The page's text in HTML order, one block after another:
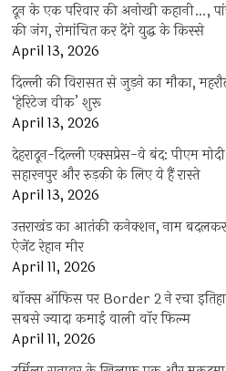
दून के एक परिवार की अनोखी कहानी…,
की जंग, रोमांचित कर देंगे युद्ध के किस्से
April 13, 2026
दिल्ली की विरासत से जुड़ने का मौका,
‘हेरिटेज वीक’ शुरू
April 13, 2026
देहरादून-दिल्ली एक्सप्रेस-वे बंद: पीएम
सहारनपुर और रुड़की के लिए ये हैं रास्ते
April 13, 2026
उत्तराखंड का आतंकी कनेक्शन, नाम
ऐजेंट रेहान मीर
April 11, 2026
बॉक्स ऑफिस पर Border 2 ने रचा
सबसे ज्यादा कमाई वाली वॉर फिल्म
April 11, 2026